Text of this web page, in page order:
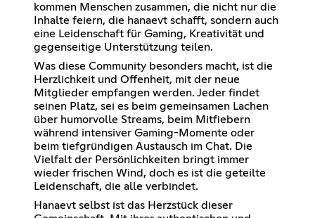
kommen Menschen zusammen, die nicht nur die
Inhalte feiern, die hanaevt schafft, sondern auch
eine Leidenschaft für Gaming, Kreativität und
gegenseitige Unterstützung teilen.
Was diese Community besonders macht, ist die
Herzlichkeit und Offenheit, mit der neue
Mitglieder empfangen werden. Jeder findet
seinen Platz, sei es beim gemeinsamen Lachen
über humorvolle Streams, beim Mitfiebern
während intensiver Gaming-Momente oder
beim tiefgründigen Austausch im Chat. Die
Vielfalt der Persönlichkeiten bringt immer
wieder frischen Wind, doch es ist die geteilte
Leidenschaft, die alle verbindet.
Hanaevt selbst ist das Herzstück dieser